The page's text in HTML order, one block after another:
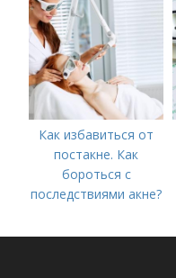
Как избавиться от
постакне. Как
бороться с
последствиями акне?